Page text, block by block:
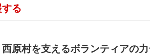
る
西原村を支えるボランティアの